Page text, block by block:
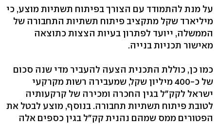
על מנת להתמודד עם הצורך בפיתוח תשתיות מוצע, כי
מיליארד שקל מתקציב פיתוח תשתיות התחבורה של
הממשלה, ייועד לפתרון בעיות הצצות כתוצאה
מאישור תכניות בנייה.
כמו כן, כוללת התכנית הצעה להעביר מדי שנה סכום
של כ-400 מיליון שקל, שמעבירה רשות מקרקעי
ישראל לקק"ל בגין החכרה ומכירה של קרקעותיה
לטובת פיתוח תשתיות תחבורה. בנוסף, מוצע לבטל את
הפטורים ממס שמהם נהנית קק"ל בגין כספים אלה